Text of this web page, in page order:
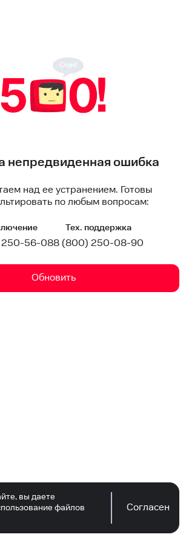
непредвиденная ошибка
над ее устранением. Готовы
по любым вопросам:
56-08
Тех. поддержка
8 (800) 250-08-90
Обновить
вы даете
файлов
Согласен